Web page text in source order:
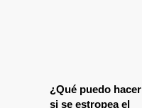
¿Qué puedo hacer
si se estropea el